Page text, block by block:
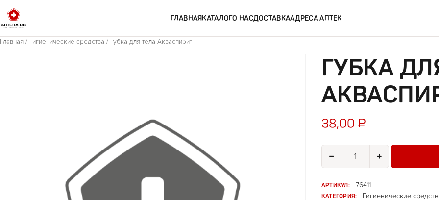
ГЛАВНАЯКАТАЛОГО НАСДОСТАВКААДРЕСА АПТЕК
Главная / Гигиенические средства / Губка для тела Акваспирит
ГУБКА
38,00 ₽
−
Количество товара Губка для
+
АРТИКУЛ:
76411
КАТЕГОРИЯ:
Гигиенические